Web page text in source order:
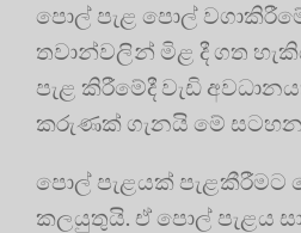
පොල් පැළ පොල්
තවාන්වලින් මිළ දී ගත
පැළ කිරීමේදී වැඩි
කරුණක් ගැනයි මේ සටහන
පොල් පැළයක් පැළකීරීමට
කලයුතුයි. ඒ පොල් පැළය